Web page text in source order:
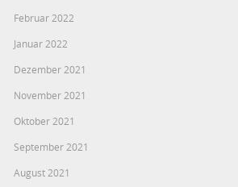
Februar 2022
Januar 2022
Dezember 2021
November 2021
Oktober 2021
September 2021
August 2021